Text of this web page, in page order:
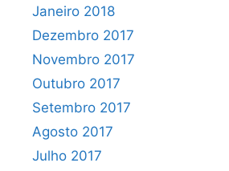
Janeiro 2018
Dezembro 2017
Novembro 2017
Outubro 2017
Setembro 2017
Agosto 2017
Julho 2017